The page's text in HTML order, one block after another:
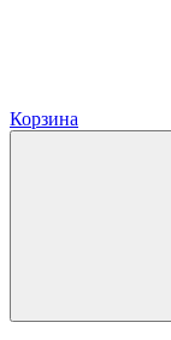
Корзина